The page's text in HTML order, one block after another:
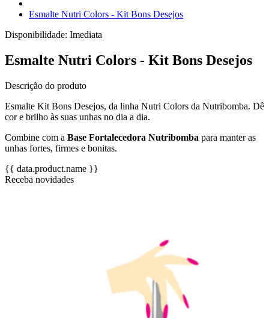
Esmalte Nutri Colors - Kit Bons Desejos
Disponibilidade: Imediata
Esmalte Nutri Colors - Kit Bons Desejos
Descrição do produto
Esmalte Kit Bons Desejos, da linha Nutri Colors da Nutribomba. Dê
cor e brilho às suas unhas no dia a dia.
Combine com a Base Fortalecedora Nutribomba para manter as
unhas fortes, firmes e bonitas.
{{ data.product.name }}
Receba novidades